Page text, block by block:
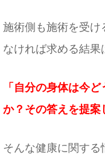
施術側も施術を受け
なければ求める結果
「自分の身体は今
か？その答えを提案
そんな健康に関す